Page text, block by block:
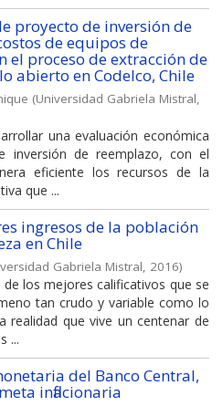
proyecto de inversión de
de equipos de
el proceso de extracción de
abierto en Codelco, Chile
(Universidad Gabriela Mistral,
una evaluación económica
inversión de reemplazo, con el
eficiente los recursos de la
que ...
ingresos de la población
en Chile
Gabriela Mistral, 2016)
los mejores calificativos que se
tan crudo y variable como lo
realidad que vive un centenar de
...
del Banco Central,
inflacionaria